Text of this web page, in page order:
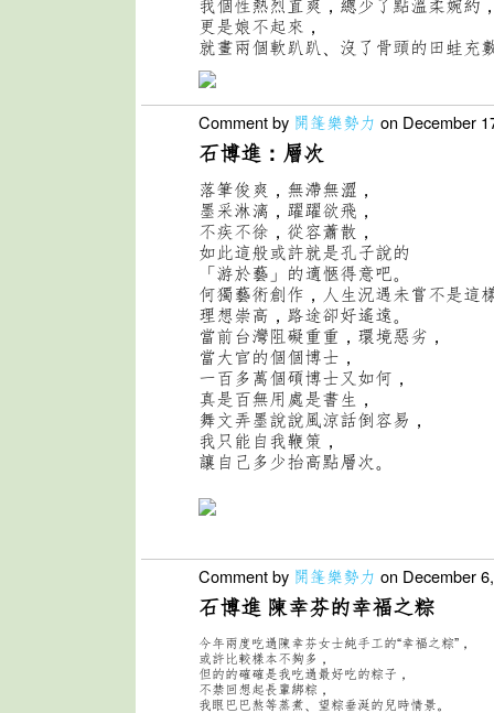
更是娘不起來，
就畫兩個軟趴趴、沒了骨頭的田蛙充
Comment by 開篷樂勢力 on December
石博進：層次
落筆俊爽，無滯無澀，
墨采淋漓，躍躍欲飛，
不疾不徐，從容蕭散，
如此這般或許就是孔子說的
「游於藝」的適愜得意吧。
何獨藝術創作 ，人生況遇未嘗不是這
理想崇高，路途卻好遙遠。
當前台灣阻礙重重，環境惡劣，
當大官的個個博士，
一百多萬個碩博士又如何，
真是百無用處是書生，
舞文弄墨說說風涼話倒容易，
我只能自我鞭策，
讓自己多少抬高點層次。
Comment by 開篷樂勢力 on December
石博進 陳幸芬的幸福之粽
今年兩度吃過陳幸芬女士純手工的“幸福之粽”，
或許比較樣本不夠多，
但的的確確是我吃過最好吃的粽子，
不禁回想起長輩綁粽，
我眼巴巴熬等蒸煮、望粽垂涎的兒時情景。